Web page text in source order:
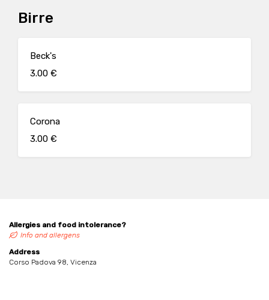
Birre
Beck's
3.00 €
Corona
3.00 €
Allergies and food intolerance?
Info and allergens
Address
Corso Padova 98, Vicenza